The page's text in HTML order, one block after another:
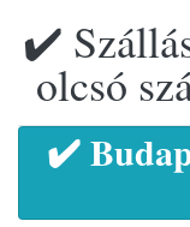
✔️
olcsó
✔️